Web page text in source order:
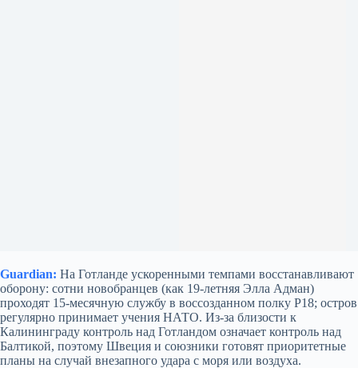
Guardian: На Готланде ускоренными темпами восстанавливают
оборону: сотни новобранцев (как 19‑летняя Элла Адман)
проходят 15‑месячную службу в воссозданном полку P18; остров
регулярно принимает учения НАТО. Из‑за близости к
Калининграду контроль над Готландом означает контроль над
Балтикой, поэтому Швеция и союзники готовят приоритетные
планы на случай внезапного удара с моря или воздуха.